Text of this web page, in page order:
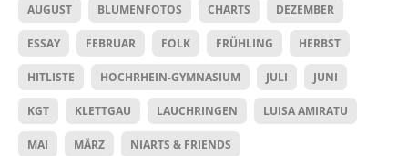
AUGUST BLUMENFOTOS CHARTS DEZEMBER
ESSAY FEBRUAR FOLK FRÜHLING HERBST
HITLISTE HOCHRHEIN-GYMNASIUM JULI JUNI
KGT KLETTGAU LAUCHRINGEN LUISA AMIRATU
MAI MÄRZ NIARTS & FRIENDS